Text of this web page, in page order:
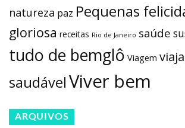
natureza paz Pequenas
gloriosa receitas Rio de Janeiro saúde
tudo de bemglô Viagem
saudávelViver bem
ARQUIVOS